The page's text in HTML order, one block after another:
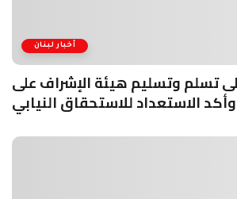
أخبار لبنان
تسلم وتسليم هيئة الإشراف على
وأكد الاستعداد للاستحقاق النيابي